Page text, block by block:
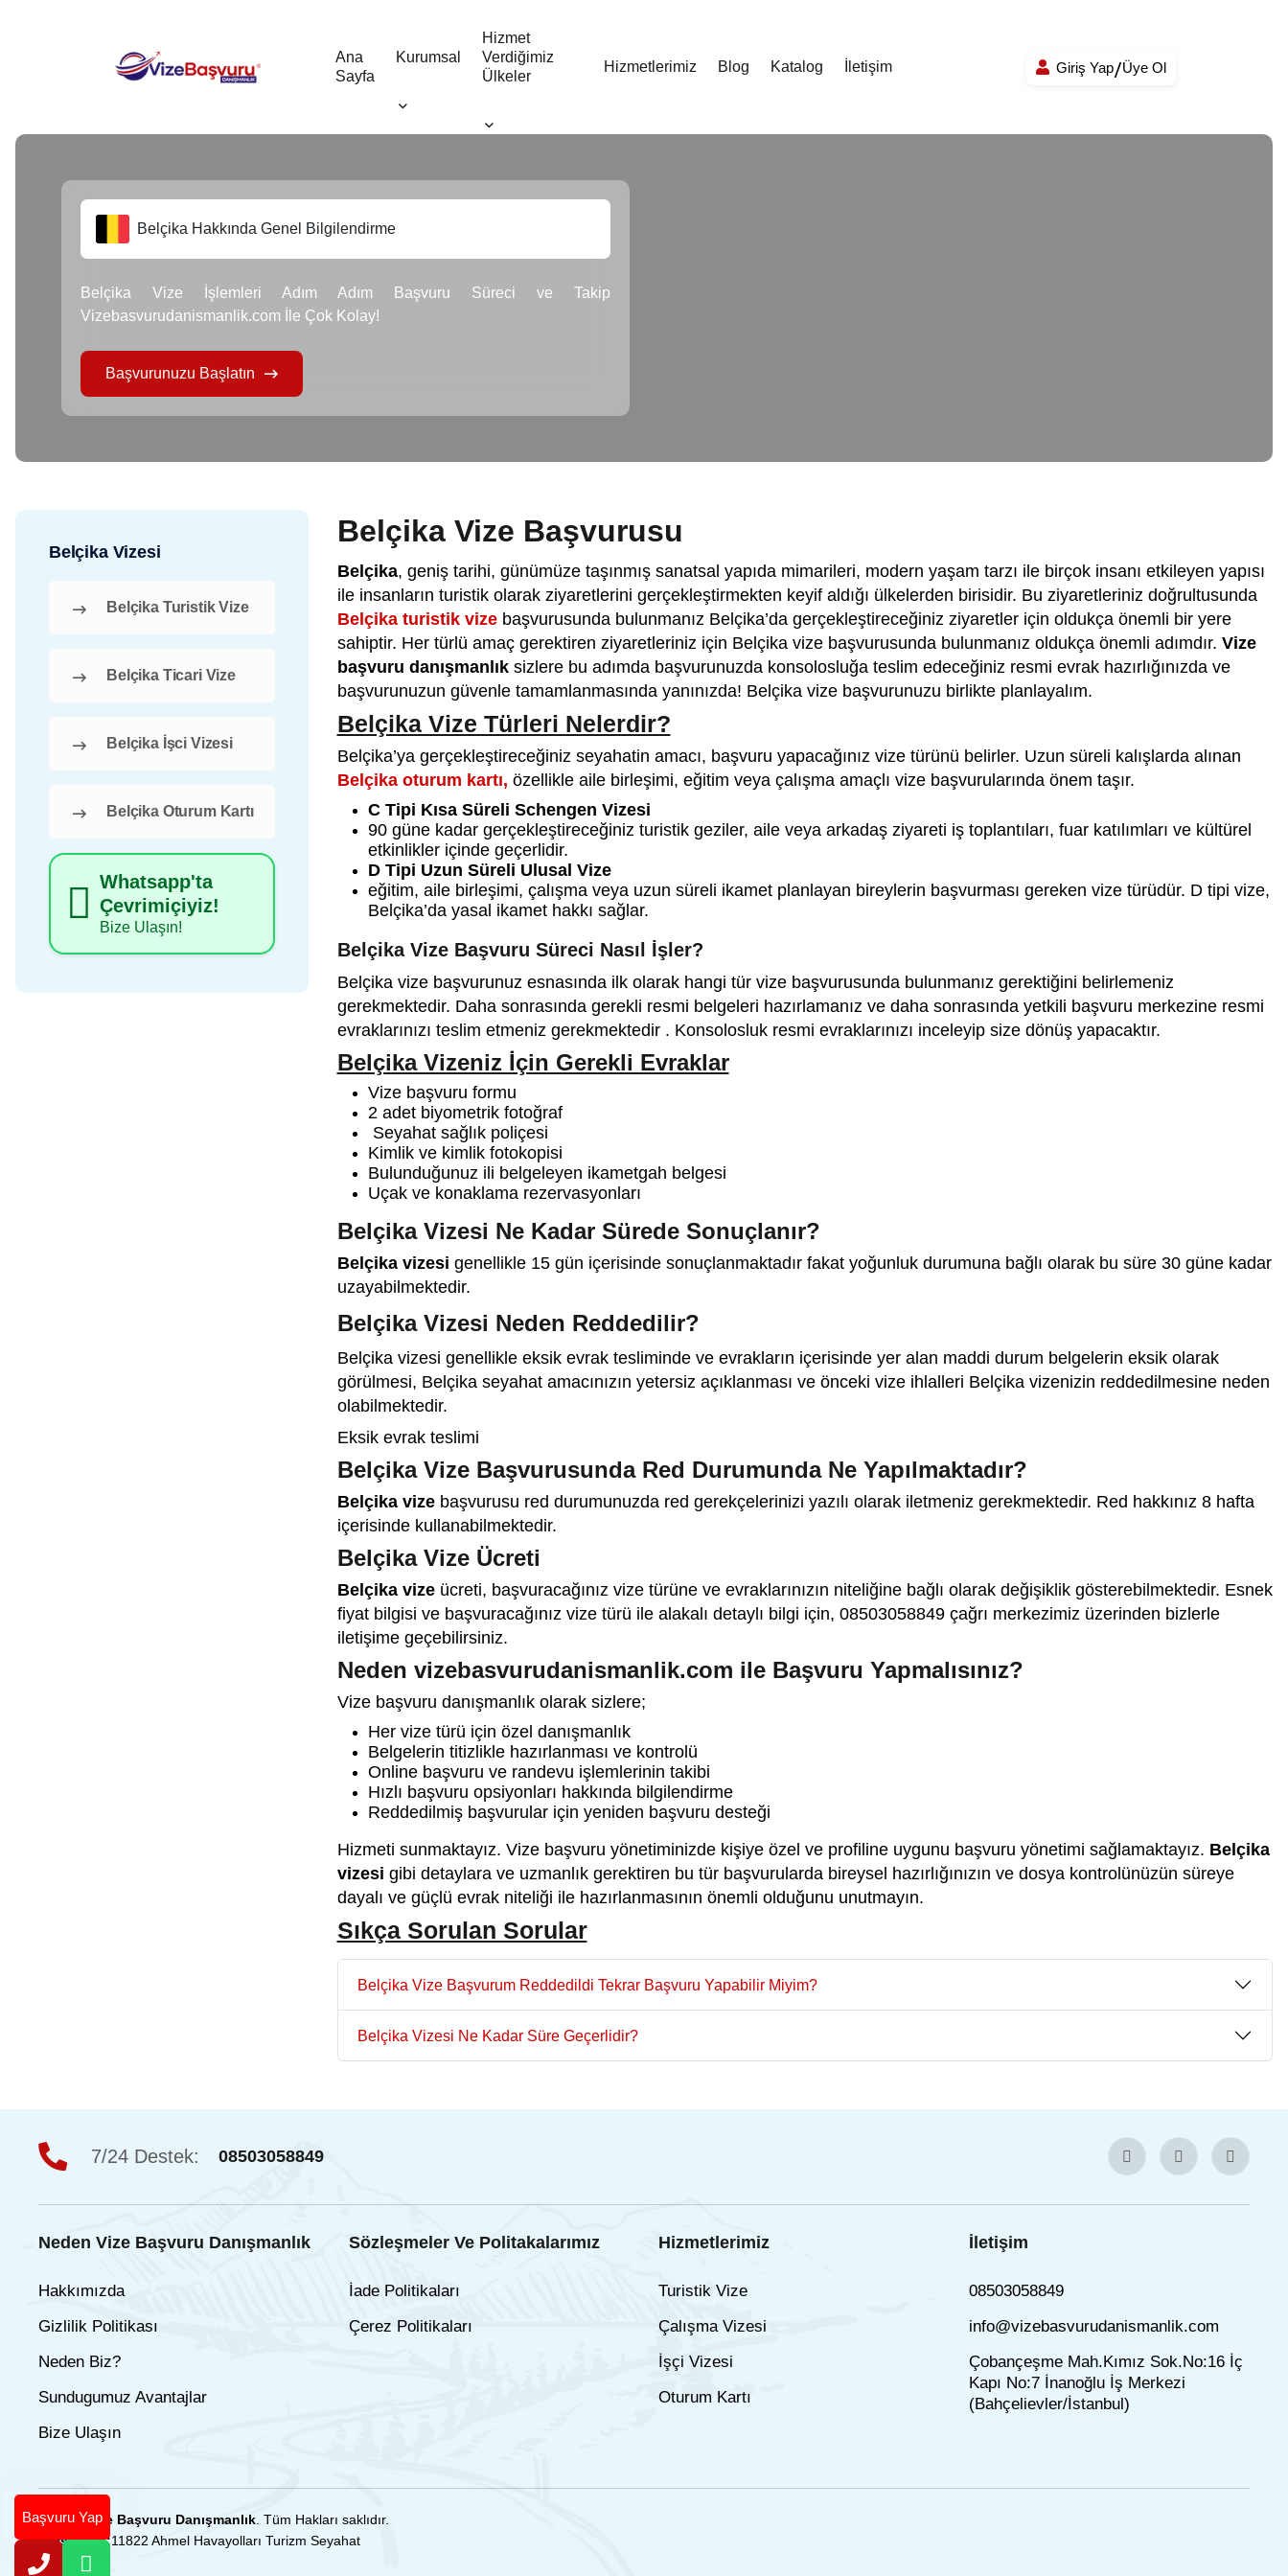
Ana
Sayfa
Kurumsal
Hizmet
Verdiğimiz
Ülkeler
Hizmetlerimiz Blog Katalog İletişim Giriş Yap Üye Ol
Belçika Hakkında Genel Bilgilendirme
Belçika Vize İşlemleri Adım Adım Başvuru Süreci ve Takip
Vizebasvurudanismanlik.com İle Çok Kolay!
Başvurunuzu Başlatın
Belçika Vizesi
Belçika Turistik Vize
Belçika Ticari Vize
Belçika İşci Vizesi
Belçika Oturum Kartı
Whatsapp'ta
Çevrimiçiyiz!
Bize Ulaşın!
Belçika Vize Başvurusu
Belçika, geniş tarihi, günümüze taşınmış sanatsal yapıda mimarileri, modern yaşam tarzı ile birçok insanı etkileyen yapısı
ile insanların turistik olarak ziyaretlerini gerçekleştirmekten keyif aldığı ülkelerden birisidir. Bu ziyaretleriniz doğrultusunda
Belçika turistik vizebaşvurusunda bulunmanız Belçika’da gerçekleştireceğiniz ziyaretler için oldukça önemli bir yere
sahiptir. Her türlü amaç gerektiren ziyaretleriniz için Belçika vize başvurusunda bulunmanız oldukça önemli adımdır. Vize
başvuru danışmanlık sizlere bu adımda başvurunuzda konsolosluğa teslim edeceğiniz resmi evrak hazırlığınızda ve
başvurunuzun güvenle tamamlanmasında yanınızda! Belçika vize başvurunuzu birlikte planlayalım.
Belçika Vize Türleri Nelerdir?
Belçika’ya gerçekleştireceğiniz seyahatin amacı, başvuru yapacağınız vize türünü belirler. Uzun süreli kalışlarda alınan
Belçika oturum kartı, özellikle aile birleşimi, eğitim veya çalışma amaçlı vize başvurularında önem taşır.
C Tipi Kısa Süreli Schengen Vizesi
90 güne kadar gerçekleştireceğiniz turistik geziler, aile veya arkadaş ziyareti iş toplantıları, fuar katılımları ve kültürel
etkinlikler içinde geçerlidir.
D Tipi Uzun Süreli Ulusal Vize
eğitim, aile birleşimi, çalışma veya uzun süreli ikamet planlayan bireylerin başvurması gereken vize türüdür. D tipi vize,
Belçika’da yasal ikamet hakkı sağlar.
Belçika Vize Başvuru Süreci Nasıl İşler?
Belçika vize başvurunuz esnasında ilk olarak hangi tür vize başvurusunda bulunmanız gerektiğini belirlemeniz
gerekmektedir. Daha sonrasında gerekli resmi belgeleri hazırlamanız ve daha sonrasında yetkili başvuru merkezine resmi
evraklarınızı teslim etmeniz gerekmektedir . Konsolosluk resmi evraklarınızı inceleyip size dönüş yapacaktır.
Belçika Vizeniz İçin Gerekli Evraklar
Vize başvuru formu
2 adet biyometrik fotoğraf
Seyahat sağlık poliçesi
Kimlik ve kimlik fotokopisi
Bulunduğunuz ili belgeleyen ikametgah belgesi
Uçak ve konaklama rezervasyonları
Belçika Vizesi Ne Kadar Sürede Sonuçlanır?
Belçika vizesi genellikle 15 gün içerisinde sonuçlanmaktadır fakat yoğunluk durumuna bağlı olarak bu süre 30 güne kadar
uzayabilmektedir.
Belçika Vizesi Neden Reddedilir?
Belçika vizesi genellikle eksik evrak tesliminde ve evrakların içerisinde yer alan maddi durum belgelerin eksik olarak
görülmesi, Belçika seyahat amacınızın yetersiz açıklanması ve önceki vize ihlalleri Belçika vizenizin reddedilmesine neden
olabilmektedir.
Eksik evrak teslimi
Belçika Vize Başvurusunda Red Durumunda Ne Yapılmaktadır?
Belçika vizebaşvurusu red durumunuzda red gerekçelerinizi yazılı olarak iletmeniz gerekmektedir. Red hakkınız 8 hafta
içerisinde kullanabilmektedir.
Belçika Vize Ücreti
Belçika vize ücreti, başvuracağınız vize türüne ve evraklarınızın niteliğine bağlı olarak değişiklik gösterebilmektedir. Esnek
fiyat bilgisi ve başvuracağınız vize türü ile alakalı detaylı bilgi için, 08503058849 çağrı merkezimiz üzerinden bizlerle
iletişime geçebilirsiniz.
Neden vizebasvurudanismanlik.com ile Başvuru Yapmalısınız?
Vize başvuru danışmanlık olarak sizlere;
Her vize türü için özel danışmanlık
Belgelerin titizlikle hazırlanması ve kontrolü
Online başvuru ve randevu işlemlerinin takibi
Hızlı başvuru opsiyonları hakkında bilgilendirme
Reddedilmiş başvurular için yeniden başvuru desteği
Hizmeti sunmaktayız. Vize başvuru yönetiminizde kişiye özel ve profiline uygunu başvuru yönetimi sağlamaktayız. Belçika
vizesi gibi detaylara ve uzmanlık gerektiren bu tür başvurularda bireysel hazırlığınızın ve dosya kontrolünüzün süreye
dayalı ve güçlü evrak niteliği ile hazırlanmasının önemli olduğunu unutmayın.
Sıkça Sorulan Sorular
Belçika Vize Başvurum Reddedildi Tekrar Başvuru Yapabilir Miyim?
Belçika Vizesi Ne Kadar Süre Geçerlidir?
Başvuru Yap
7/24 Destek: 08503058849
Neden Vize Başvuru Danışmanlık
Hakkımızda
Gizlilik Politikası
Neden Biz?
Sundugumuz Avantajlar
Bize Ulaşın
Sözleşmeler Ve Politakalarımız
İade Politikaları
Çerez Politikaları
Hizmetlerimiz
Turistik Vize
Çalışma Vizesi
İşçi Vizesi
Oturum Kartı
İletişim
08503058849
info@vizebasvurudanismanlik.com
Çobançeşme Mah.Kımız Sok.No:16 İç
Kapı No:7 İnanoğlu İş Merkezi
(Bahçelievler/İstanbul)
© 2025Vize Başvuru Danışmanlık . Tüm Hakları saklıdır.
Türsab No:11822 Ahmel Havayolları Turizm Seyahat